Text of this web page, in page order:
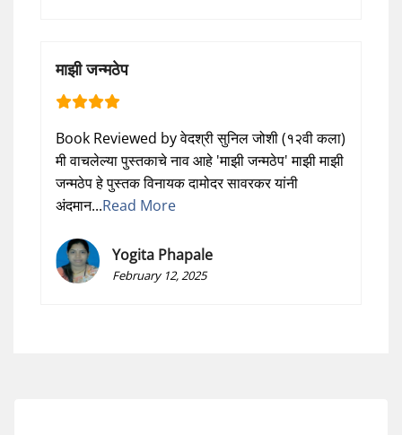
माझी जन्मठेप
Book Reviewed by वेदश्री सुनिल जोशी (१२वी कला)
मी वाचलेल्या पुस्तकाचे नाव आहे 'माझी जन्मठेप' माझी माझी
जन्मठेप हे पुस्तक विनायक दामोदर सावरकर यांनी
अंदमान...Read More
Yogita Phapale
February 12, 2025